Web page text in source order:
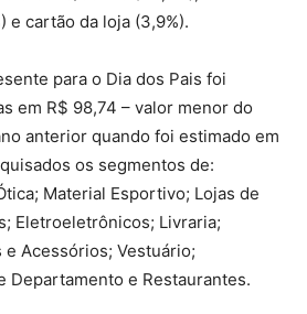
e cartão da loja (3,9%).
para o Dia dos Pais foi
em R$ 98,74 – valor menor do
anterior quando foi estimado em
os segmentos de:
Material Esportivo; Lojas de
Eletroeletrônicos; Livraria;
Acessórios; Vestuário;
Departamento e Restaurantes.